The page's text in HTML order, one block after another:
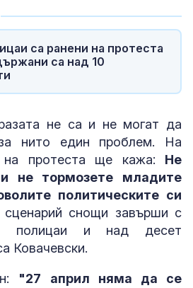
са ранени на протеста
са над 10
не са и не могат да
нито един проблем. На
на протеста ще кажа: Не
не тормозете младите
политическите си
снощи завърши с
полицаи и над десет
Ковачевски.
"27 април няма да се